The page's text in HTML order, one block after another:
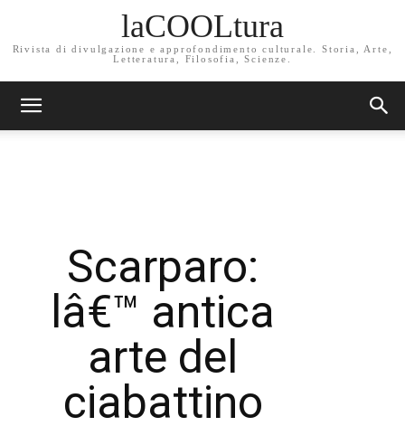
laCOOLtura
Rivista di divulgazione e approfondimento culturale. Storia, Arte,
Letteratura, Filosofia, Scienze.
Scarparo:
lâ€™ antica
arte del
ciabattino